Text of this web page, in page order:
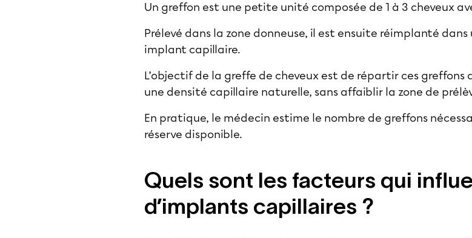
Un greffon est une petite unité composée de 1 à 3 cheveux
Prélevé dans la zone donneuse, il est ensuite réimplanté
implant capillaire.
L’objectif de la greffe de cheveux est de répartir ces greffons
une densité capillaire naturelle, sans affaiblir la zone de
En pratique, le médecin estime le nombre de greffons
réserve disponible.
Quels sont les facteurs qui
d’implants capillaires ?